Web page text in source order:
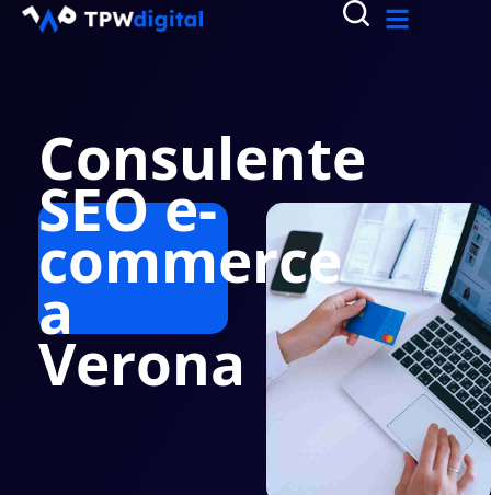
Consulente
SEO e-
commerce
a
Verona